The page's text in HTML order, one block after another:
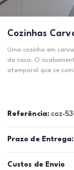
Cozinhas
Uma cozinha em
da casa. O
atemporal que se
Referência: coz-
Prazo de Entrega:
Custos de Envio